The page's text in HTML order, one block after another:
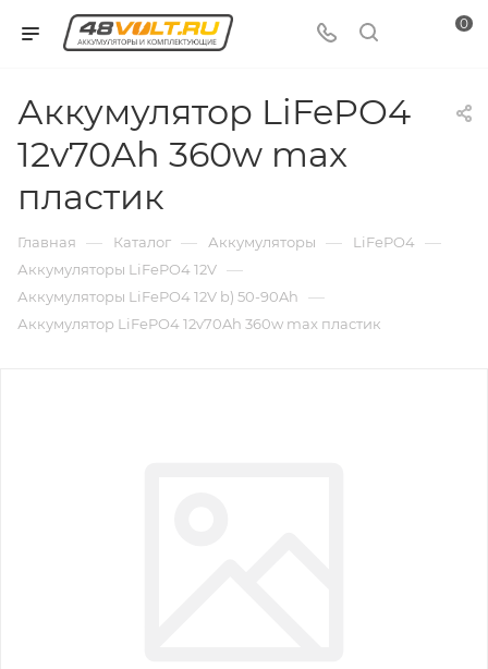
0
Аккумулятор LiFePO4
12v70Ah 360w max
пластик
Главная — Каталог — Аккумуляторы — LiFePO4 —
Аккумуляторы LiFePO4 12V —
Аккумуляторы LiFePO4 12V b) 50-90Ah —
Аккумулятор LiFePO4 12v70Ah 360w max пластик